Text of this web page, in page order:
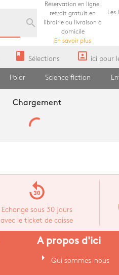
search
Réservation en ligne,
retrait gratuit en
librairie ou livraison à
domicile
En savoir plus
book Sélections portrait ici pour
Polar Science fiction
Chargement
replay_30
Echange sous 30 jours
avec le ticket de caisse
A propos d'ici
arrow_right Qui sommes-nous